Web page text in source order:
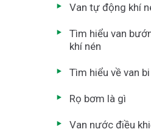
Van tự động khí
Tìm hiểu van
khí nén
Tìm hiểu về van
Rọ bơm là gì
Van nước điều